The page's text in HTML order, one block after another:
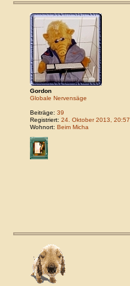
Gordon
Globale Nervensäge
Beiträge: 39
Registriert: 24. Oktober 2013, 20:57
Wohnort: Beim Micha